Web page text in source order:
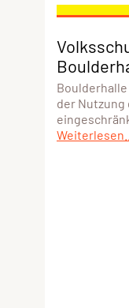
der Nutzung
Weiterlesen...